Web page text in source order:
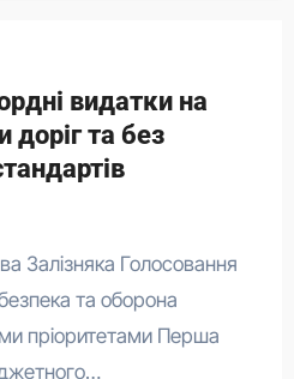
видатки на
доріг та без
та оборона
пріоритетами Перша